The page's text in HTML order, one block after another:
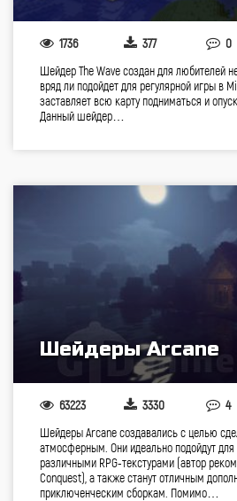
1736 377 0
Шейдер The Wave создан для любителей
вряд ли подойдет для регулярной игры в
заставляет всю карту подниматься и
Данный шейдер…
Шейдеры Arcane
63223 3330 4
Шейдеры Arcane создавались с целью
атмосферным. Они идеально подойдут для
различными RPG-текстурами (автор
Conquest), а также станут отличным
приключенческим сборкам. Помимо…